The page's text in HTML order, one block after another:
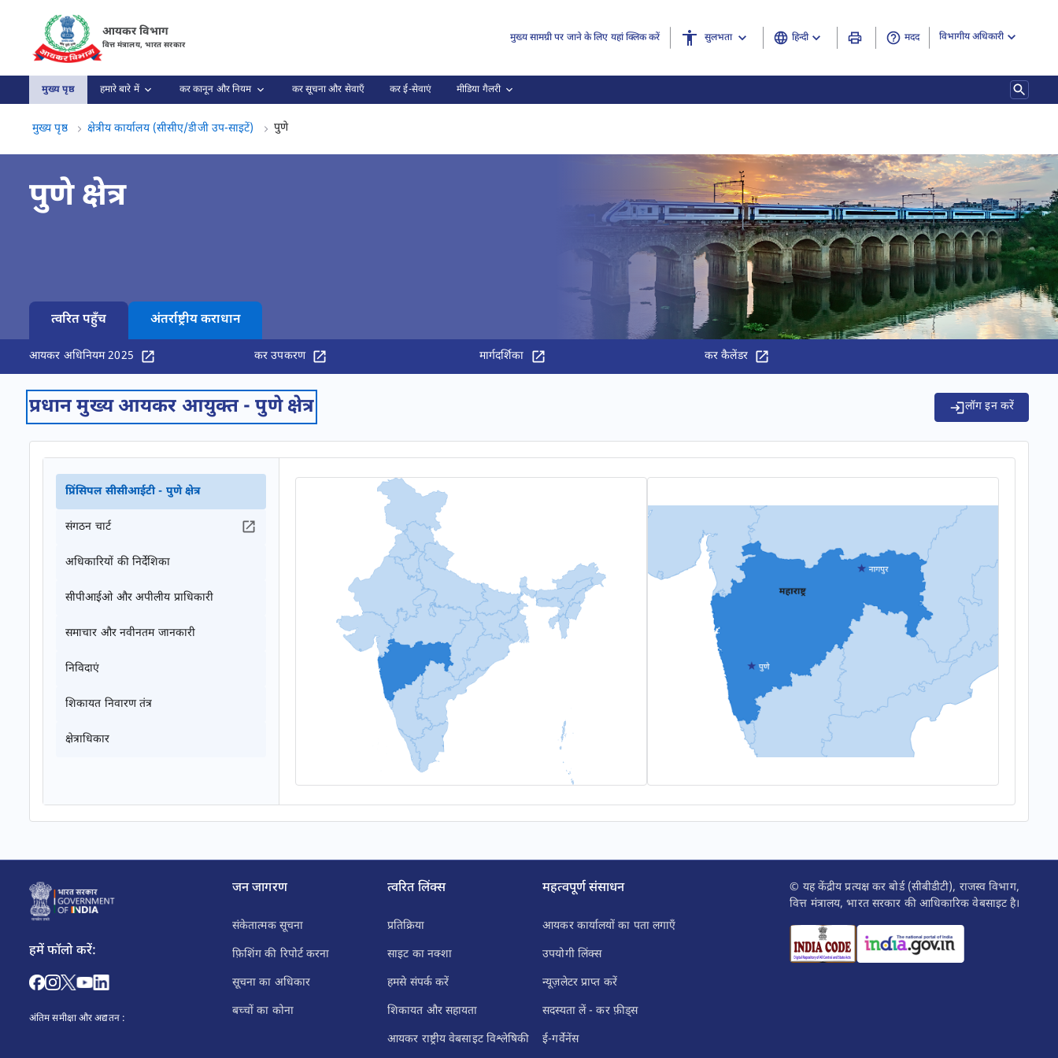
पुणे पृष्ठ लोड हो गया
आयकर विभाग
वित्त मंत्रालय, भारत सरकार
मुख्य सामग्री पर जाने के लिए यहां क्लिक करें सुलभता हिन्दी मदद विभागीय अधिकारी
मुख्य पृष्ठ हमारे बारे में कर कानून और नियम कर सूचना और सेवाएँ कर ई-सेवाएं मीडिया गैलरी
मुख्य पृष्ठ क्षेत्रीय कार्यालय (सीसीए/डीजी उप-साइटें) पुणेपुणे, (3 का 3)
पुणे क्षेत्र
त्वरित पहुँच अंतर्राष्ट्रीय कराधान
आयकर अधिनियम 2025 कर उपकरण मार्गदर्शिका कर कैलेंडर
प्रधान मुख्य आयकर आयुक्त - पुणे क्षेत्र लॉग इन करें
प्रिंसिपल सीसीआईटी - पुणे क्षेत्र
संगठन चार्ट
अधिकारियों की निर्देशिका
सीपीआईओ और अपीलीय प्राधिकारी
समाचार और नवीनतम जानकारी
निविदाएं
शिकायत निवारण तंत्र
क्षेत्राधिकार
हमें फॉलो करें:
अंतिम समीक्षा और अद्यतन :
जन जागरण
संकेतात्मक सूचना
फ़िशिंग की रिपोर्ट करना
सूचना का अधिकार
बच्चों का कोना
त्वरित लिंक्स
प्रतिक्रिया
साइट का नक्शा
हमसे संपर्क करें
शिकायत और सहायता
आयकर राष्ट्रीय वेबसाइट विश्लेषिकी
महत्वपूर्ण संसाधन
आयकर कार्यालयों का पता लगाएँ
उपयोगी लिंक्स
न्यूज़लेटर प्राप्त करें
सदस्यता लें - कर फ़ीड्स
ई-गर्वेनेंस
© यह केंद्रीय प्रत्यक्ष कर बोर्ड (सीबीडीटी), राजस्व विभाग,
वित्त मंत्रालय, भारत सरकार की आधिकारिक वेबसाइट है।